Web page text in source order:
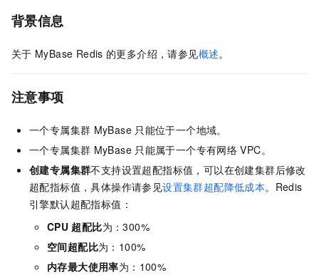
背景信息
关于 MyBase Redis 的更多介绍，请参见概述。
注意事项
一个专属集群 MyBase 只能位于一个地域。
一个专属集群 MyBase 只能属于一个专有网络 VPC。
创建专属集群不支持设置超配指标值，可以在创建集群后修改
超配指标值，具体操作请参见设置集群超配降低成本。Redis
引擎默认超配指标值：
CPU 超配比为：300%
空间超配比为：100%
内存最大使用率为：100%